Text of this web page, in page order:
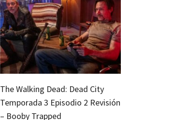
The Walking Dead: Dead City
Temporada 3 Episodio 2 Revisión
– Booby Trapped